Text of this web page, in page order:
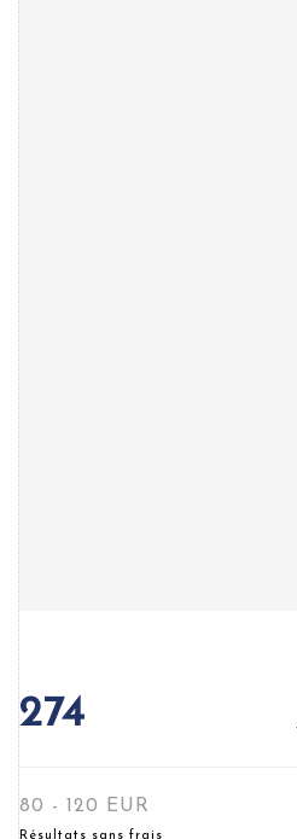
274
80 - 120 EUR
Résultats sans frais